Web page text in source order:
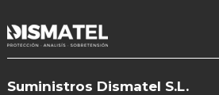
Suministros Dismatel S.L.